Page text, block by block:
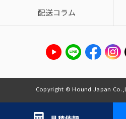
配送コラム
Copyright © Hound Japan